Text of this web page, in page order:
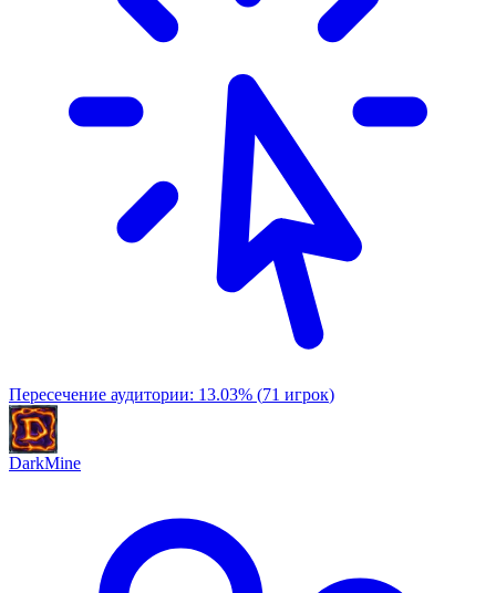
Пересечение аудитории: 13.03% (71 игрок)
DarkMine